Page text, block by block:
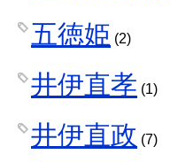
五徳姫 (2)
井伊直孝 (1)
井伊直政 (7)